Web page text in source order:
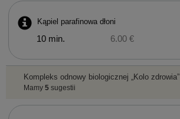
Kąpiel parafinowa dłoni
10 min. 6.00 €
Kompleks odnowy biologicznej „Kolo zdrowia”
Mamy 5sugestii